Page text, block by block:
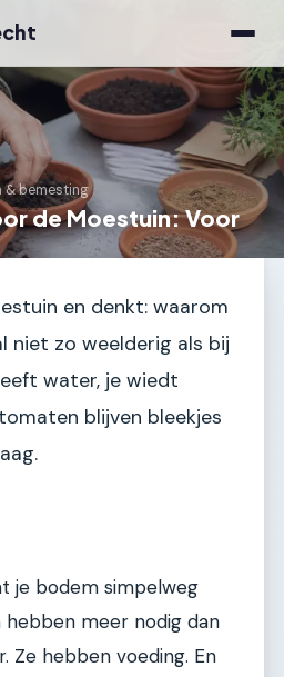
& bemesting
de Moestuin: Voor
en denkt: waarom
niet zo weelderig als bij
water, je wiedt
blijven bleekjes
je bodem simpelweg
hebben meer nodig dan
Ze hebben voeding. En